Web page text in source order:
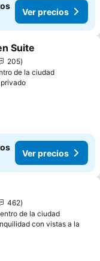
Ver precios
favoritos
Suite
205
de la ciudad
Ver precios
Ver precios
favoritos
462
de la ciudad
con vistas a la